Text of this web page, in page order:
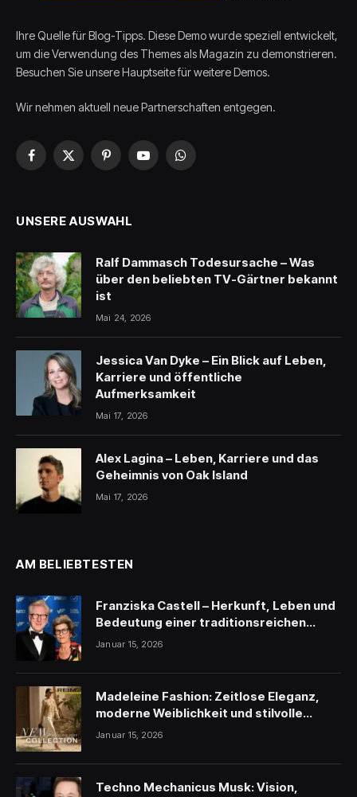
Ihre Quelle für Blog-Tipps. Diese Demo wurde speziell entwickelt,
um die Verwendung des Themes als Magazin zu demonstrieren.
Besuchen Sie unsere Hauptseite für weitere Demos.
Wir nehmen aktuell neue Partnerschaften entgegen.
Facebook
X
PinterestYouTubeWhatsApp
UNSERE AUSWAHL
Ralf Dammasch Todesursache – Was
über den beliebten TV-Gärtner bekannt
ist
Mai 24, 2026
Jessica Van Dyke – Ein Blick auf Leben,
Karriere und öffentliche
Aufmerksamkeit
Mai 17, 2026
Alex Lagina – Leben, Karriere und das
Geheimnis von Oak Island
Mai 17, 2026
AM BELIEBTESTEN
Franziska Castell – Herkunft, Leben und
Bedeutung einer traditionsreichen
Persönlichkeit
Januar 15, 2026
Madeleine Fashion: Zeitlose Eleganz,
moderne Weiblichkeit und stilvolle
Inspiration
Januar 15, 2026
Techno Mechanicus Musk: Vision,